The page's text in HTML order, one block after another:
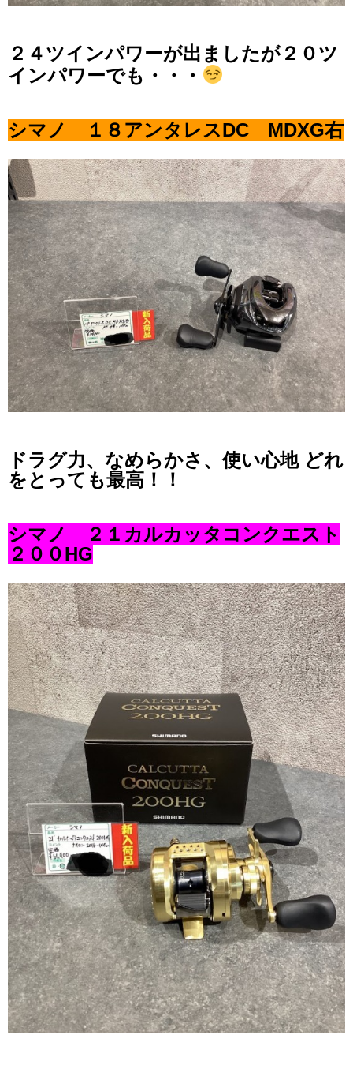
２４ツインパワーが出ましたが２０ツ
インパワーでも・・・
シマノ １８アンタレスDC MDXG右
ドラグ力、なめらかさ、使い心地 どれ
をとっても最高！！
シマノ ２１カルカッタコンクエスト
２００HG